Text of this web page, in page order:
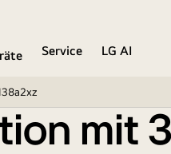
Service
LG AI
mit